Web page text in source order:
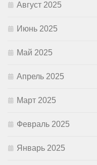
Август 2025
Июнь 2025
Май 2025
Апрель 2025
Март 2025
Февраль 2025
Январь 2025